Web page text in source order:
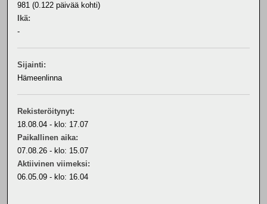
981 (0.122 päivää kohti)
Ikä:
-
Sijainti:
Hämeenlinna
Rekisteröitynyt:
18.08.04 - klo: 17.07
Paikallinen aika:
07.08.26 - klo: 15.07
Aktiivinen viimeksi:
06.05.09 - klo: 16.04